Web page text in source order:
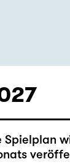
im Rangfoyer